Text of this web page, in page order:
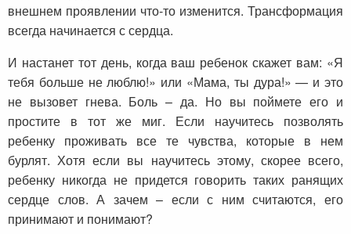
внешнем проявлении что-то изменится. Трансформация
всегда начинается с сердца.
И настанет тот день, когда ваш ребенок скажет вам: «Я
тебя больше не люблю!» или «Мама, ты дура!» — и это
не вызовет гнева. Боль – да. Но вы поймете его и
простите в тот же миг. Если научитесь позволять
ребенку проживать все те чувства, которые в нем
бурлят. Хотя если вы научитесь этому, скорее всего,
ребенку никогда не придется говорить таких ранящих
сердце слов. А зачем – если с ним считаются, его
принимают и понимают?